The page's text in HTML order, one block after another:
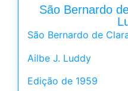
São Bernardo
São Bernardo de
Ailbe J. Luddy
Edição de 1959